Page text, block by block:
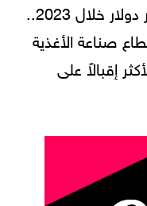
صناعة الأغذية
إقبالاً على